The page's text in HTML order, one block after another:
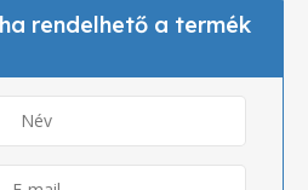
rendelhető a termék